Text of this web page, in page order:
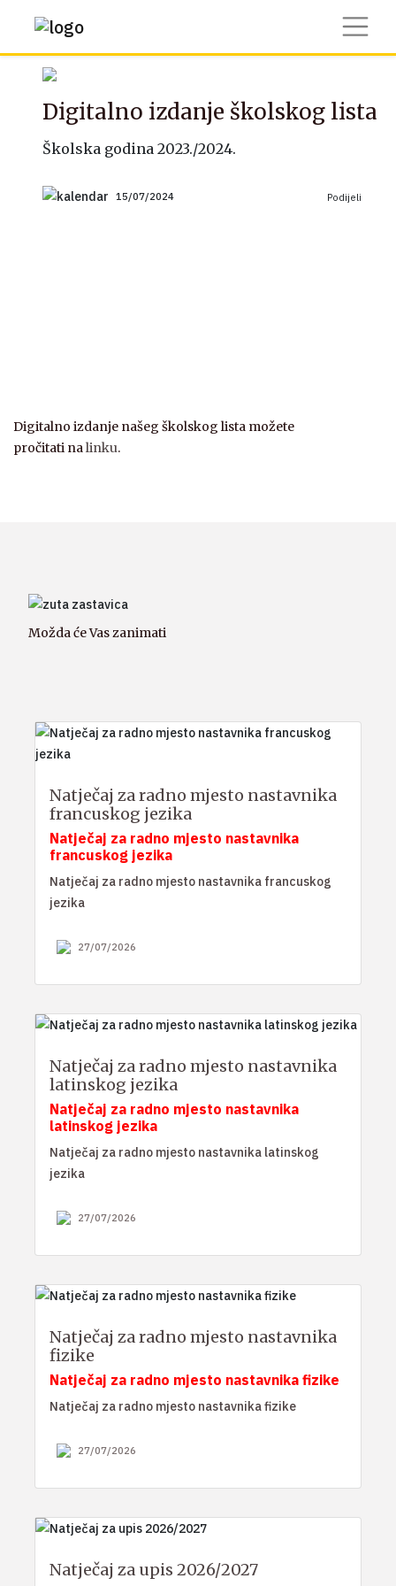
Digitalno izdanje školskog lista
Školska godina 2023./2024.
15/07/2024 Podijeli
Digitalno izdanje našeg školskog lista možete
pročitati nalinku.
Možda će Vas zanimati
Natječaj za radno mjesto nastavnika
francuskog jezika
Natječaj za radno mjesto nastavnika
francuskog jezika
Natječaj za radno mjesto nastavnika francuskog
jezika
27/07/2026
Natječaj za radno mjesto nastavnika
latinskog jezika
Natječaj za radno mjesto nastavnika
latinskog jezika
Natječaj za radno mjesto nastavnika latinskog
jezika
27/07/2026
Natječaj za radno mjesto nastavnika
fizike
Natječaj za radno mjesto nastavnika fizike
Natječaj za radno mjesto nastavnika fizike
27/07/2026
Natječaj za upis 2026/2027